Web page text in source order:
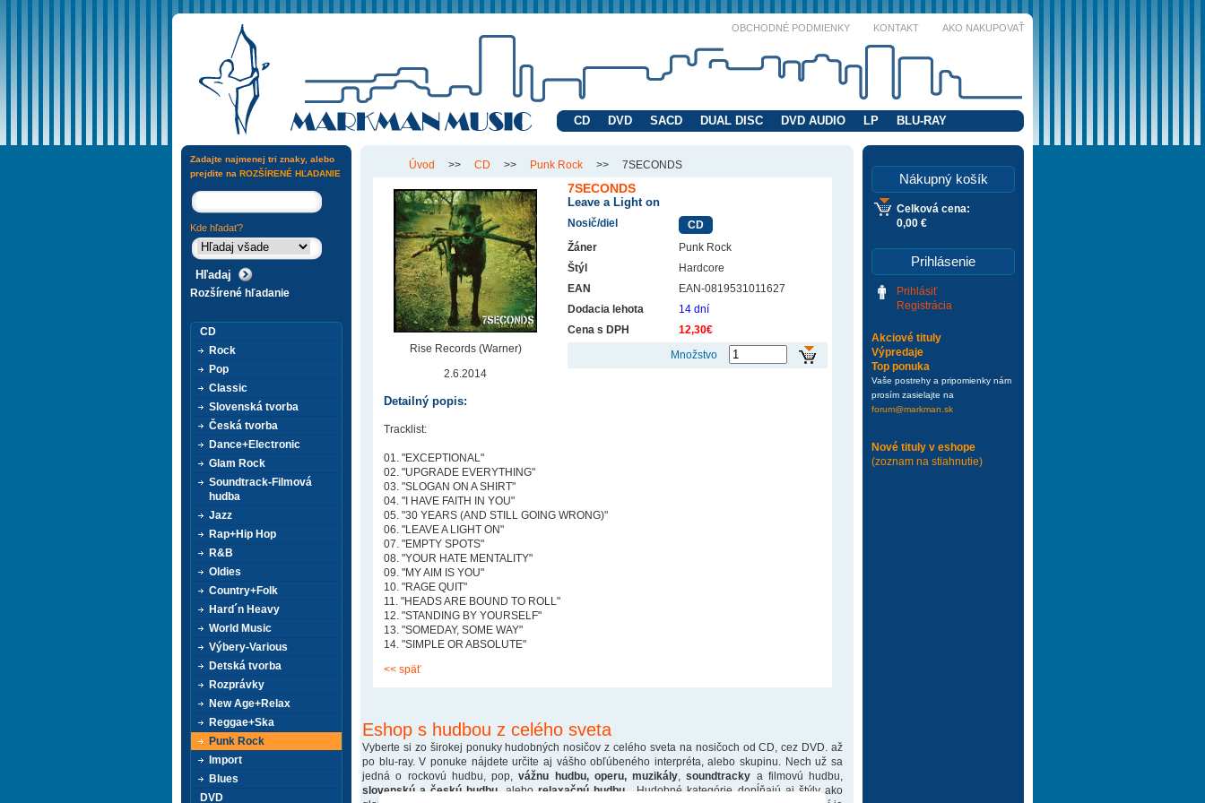
OBCHODNÉ PODMIENKY KONTAKT AKO NAKUPOVAŤ
CD DVD SACD DUAL DISC DVD AUDIO LP BLU-RAY
Úvod >> CD >> Punk Rock >> 7SECONDS
Rise Records (Warner)
2.6.2014
7SECONDS
Leave a Light on
Nosič/diel
CD
Žáner
Punk Rock
Štýl
Hardcore
EAN
EAN-0819531011627
Dodacia lehota
14 dní
Cena s DPH
12,30€
Množstvo
Detailný popis:
Tracklist:
01. "EXCEPTIONAL"
02. "UPGRADE EVERYTHING"
03. "SLOGAN ON A SHIRT"
04. "I HAVE FAITH IN YOU"
05. "30 YEARS (AND STILL GOING WRONG)"
06. "LEAVE A LIGHT ON"
07. "EMPTY SPOTS"
08. "YOUR HATE MENTALITY"
09. "MY AIM IS YOU"
10. "RAGE QUIT"
11. "HEADS ARE BOUND TO ROLL"
12. "STANDING BY YOURSELF"
13. "SOMEDAY, SOME WAY"
14. "SIMPLE OR ABSOLUTE"
<< späť
Eshop s hudbou z celého sveta
Vyberte si zo širokej ponuky hudobných nosičov z celého sveta na nosičoch od CD, cez DVD. až
po blu-ray. V ponuke nájdete určite aj vášho obľúbeného interpréta, alebo skupinu. Nech už sa
jedná o rockovú hudbu, pop,vážnu hudbu, operu, muzikály ,soundtracky a filmovú hudbu,
slovenskú a českú hudbu, aleborelaxačnú hudbu. Hudobné kategórie dopĺňajú aj štýly ako
Nákupný košík
Celková cena:
0,00 €
Prihlásenie
Prihlásiť
Registrácia
Akciové tituly
Výpredaje
Top ponuka
Vaše postrehy a pripomienky nám
prosím zasielajte na
forum@markman.sk
Nové tituly v eshope
(zoznam na stiahnutie)
Zadajte najmenej tri znaky, alebo
prejdite na ROZŠÍRENÉ HĽADANIE
Kde hľadať?
Rozšírené hľadanie
CD
Rock
Pop
Classic
Slovenská tvorba
Česká tvorba
Dance+Electronic
Glam Rock
Soundtrack-Filmová
hudba
Jazz
Rap+Hip Hop
R&B
Oldies
Country+Folk
Hard´n Heavy
World Music
Výbery-Various
Detská tvorba
Rozprávky
New Age+Relax
Reggae+Ska
Punk Rock
Import
Blues
DVD